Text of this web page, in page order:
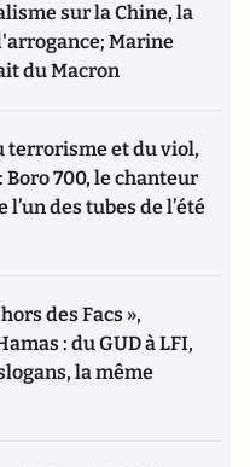
sur la Chine, la
Marine
du Macron
terrorisme et du viol,
700, le chanteur
l’un des tubes de l’été
des Facs »,
: du GUD à LFI,
la même